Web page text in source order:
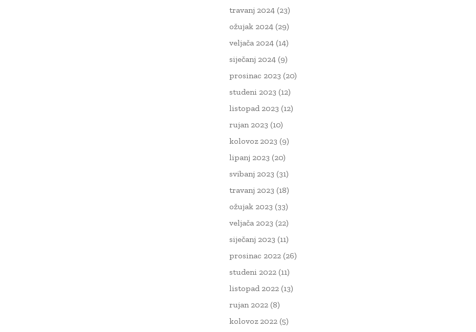
travanj 2024 (23)
ožujak 2024 (29)
veljača 2024 (14)
siječanj 2024 (9)
prosinac 2023 (20)
studeni 2023 (12)
listopad 2023 (12)
rujan 2023 (10)
kolovoz 2023 (9)
lipanj 2023 (20)
svibanj 2023 (31)
travanj 2023 (18)
ožujak 2023 (33)
veljača 2023 (22)
siječanj 2023 (11)
prosinac 2022 (26)
studeni 2022 (11)
listopad 2022 (13)
rujan 2022 (8)
kolovoz 2022 (5)